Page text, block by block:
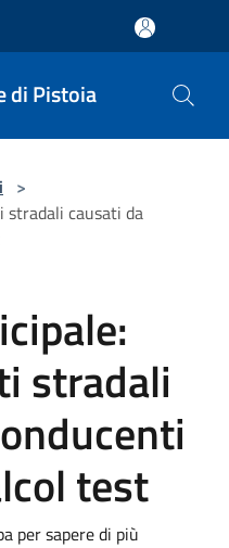
di Pistoia
>
stradali causati da
stradali
test
per sapere di più